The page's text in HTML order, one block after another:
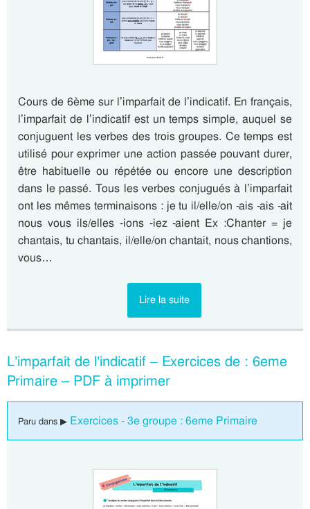
Cours de 6ème sur l’imparfait de l’indicatif. En français,
l’imparfait de l’indicatif est un temps simple, auquel se
conjuguent les verbes des trois groupes. Ce temps est
utilisé pour exprimer une action passée pouvant durer,
être habituelle ou répétée ou encore une description
dans le passé. Tous les verbes conjugués à l’imparfait
ont les mêmes terminaisons : je tu il/elle/on -ais -ais -ait
nous vous ils/elles -ions -iez -aient Ex :Chanter = je
chantais, tu chantais, il/elle/on chantait, nous chantions,
vous…
Lire la suite
L’imparfait de l’indicatif – Exercices de : 6eme
Primaire – PDF à imprimer
Paru dans ▶ Exercices - 3e groupe : 6eme Primaire